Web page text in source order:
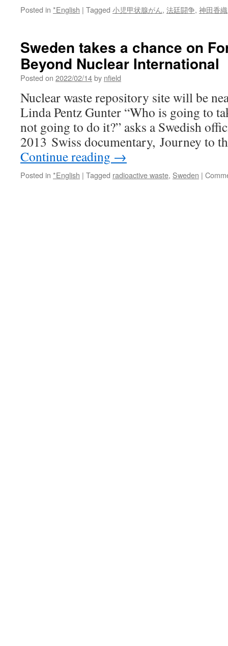
Posted in *English | Tagged 小児甲状腺がん, 法廷闘争, 神田香織
Sweden takes a chance on
Beyond Nuclear International
Posted on 2022/02/14by nfield
Nuclear waste repository site will be
Linda Pentz Gunter “Who is going to
not going to do it?” asks a Swedish
2013 Swiss documentary, Journey to
Continue reading →
Posted in *English | Tagged radioactive waste, Sweden |